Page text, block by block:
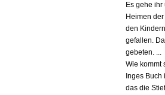
Es gehe
Heimen
den
gefallen.
gebeten. ...
Wie kommt
Inges
das die